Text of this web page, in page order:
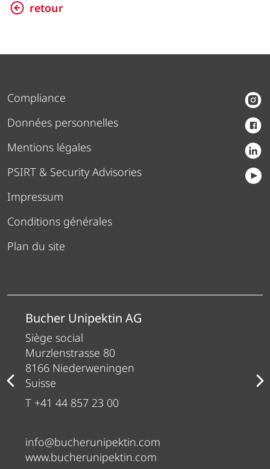
retour
Compliance
Données personnelles
Mentions légales
PSIRT & Security Advisories
Impressum
Conditions générales
Plan du site
Bucher Unipektin AG
Siège social
Murzlenstrasse 80
8166 Niederweningen
Suisse
T +41 44 857 23 00
info@bucherunipektin.com
www.bucherunipektin.com